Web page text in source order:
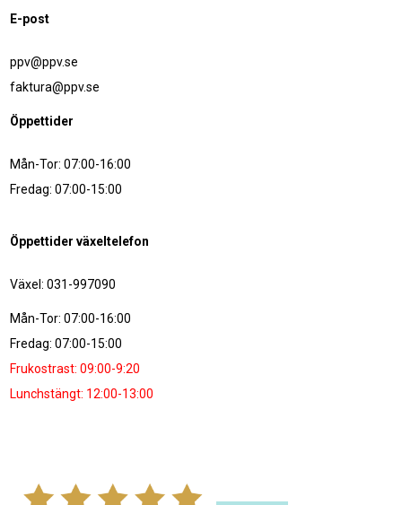
E-post
ppv@ppv.se
faktura@ppv.se
Öppettider
Mån-Tor: 07:00-16:00
Fredag: 07:00-15:00
Öppettider växeltelefon
Växel: 031-997090
Mån-Tor: 07:00-16:00
Fredag: 07:00-15:00
Frukostrast: 09:00-9:20
Lunchstängt: 12:00-13:00